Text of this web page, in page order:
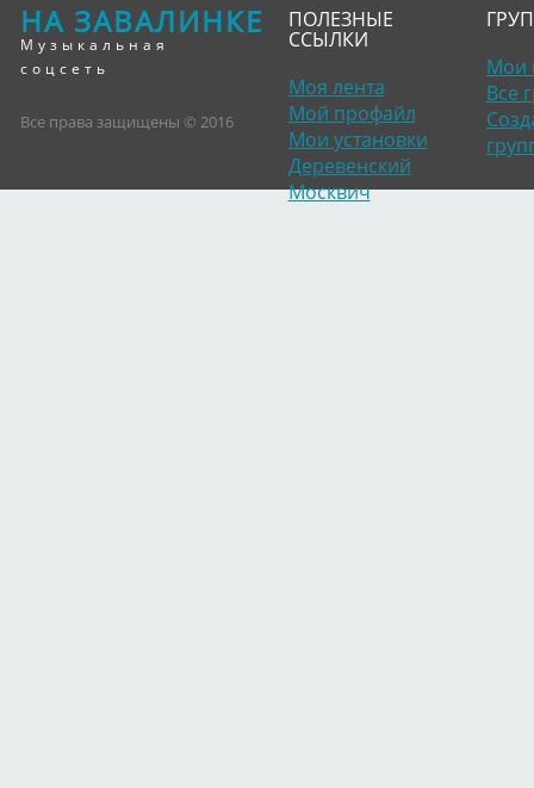
НА ЗАВАЛИНКЕ
Музыкальная
соцсеть
Все права защищены © 2016
ПОЛЕЗНЫЕ
ССЫЛКИ
Моя лента
Мой профайл
Мои установки
Деревенский
Москвич
Мои
Все